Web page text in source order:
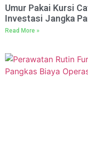
Umur Pakai Kursi
Investasi Jangka
Read More »